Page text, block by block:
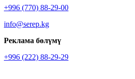
+996 (770) 88-29-00
info@serep.kg
Реклама бөлүмү
+996 (222) 88-29-29